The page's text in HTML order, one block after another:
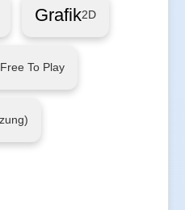
Grafik2D
Free To Play